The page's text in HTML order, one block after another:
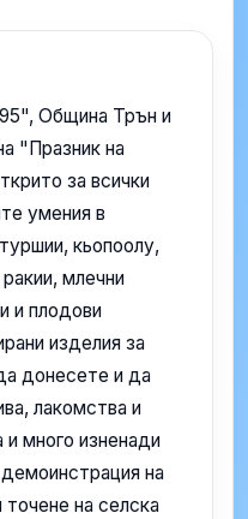
Община Трън и
"Празник на
за всички
умения в
кьопоолу,
млечни
и плодови
изделия за
донесете и да
лакомства и
много изненади
на
точене на селска